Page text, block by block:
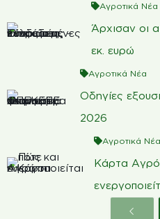
Αγροτικά Νέα
Άρχισαν οι
εκ. ευρώ
Αγροτικά Νέα
Οδηγίες
2026
Αγροτικά Νέα
Κάρτα